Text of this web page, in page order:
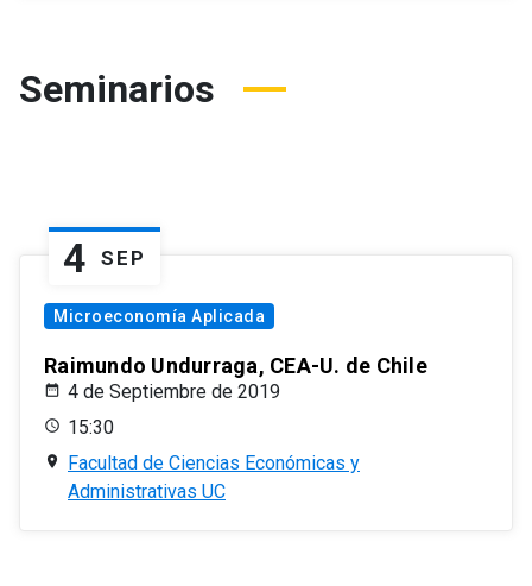
Seminarios
4 SEP
Microeconomía Aplicada
Raimundo Undurraga, CEA-U. de Chile
4 de Septiembre de 2019
15:30
Facultad de Ciencias Económicas y
Administrativas UC